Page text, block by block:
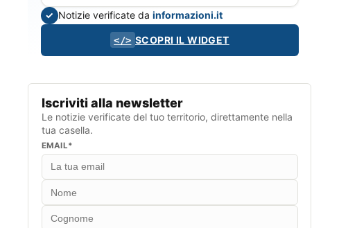
✓ Notizie verificate da informazioni.it
</> SCOPRI IL WIDGET
Iscriviti alla newsletter
Le notizie verificate del tuo territorio, direttamente nella
tua casella.
EMAIL*